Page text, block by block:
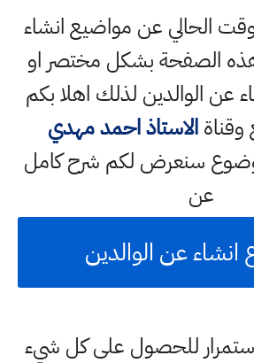
الحالي عن مواضيع انشاء
الصفحة بشكل مختصر او
الوالدين لذلك اهلا بكم
الاستاذ احمد مهدي
سنعرض لكم شرح كامل
عن
عن الوالدين
باستمرار للحصول على كل شيء